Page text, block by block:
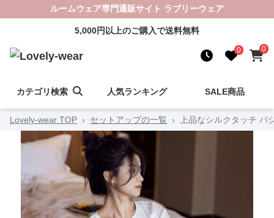
ルームウェア専門通販サイト ラブリーウェア
5,000円以上のご購入で送料無料
0 0
カテゴリ検索 人気ランキング SALE商品
Lovely-wear TOP › セットアップの一覧 › 上品なシルクタッチ パ